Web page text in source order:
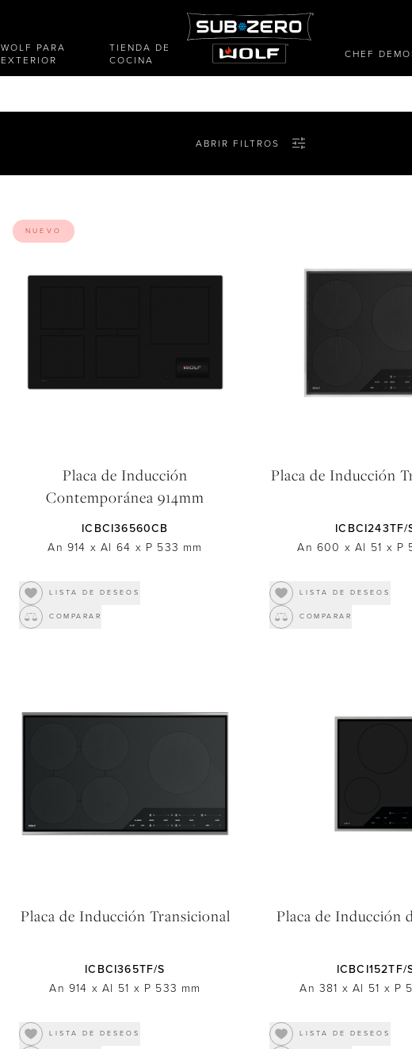
WOLF PARA
EXTERIOR
TIENDA DE
COCINA
CHEF
ABRIR FILTROS
Placa de Inducción
Contemporánea 914mm
ICBCI36560CB
An 914 x Al 64 x P 533 mm
LISTA DE DESEOS
COMPARAR
NUEVO
Placa de Inducción
ICBCI243TF/
An 600 x Al 51 x P
LISTA DE DESEOS
COMPARAR
Placa de Inducción Transicional
ICBCI365TF/S
An 914 x Al 51 x P 533 mm
LISTA DE DESEOS
Placa de Inducción
ICBCI152TF/
An 381 x Al 51 x P
LISTA DE DESEOS